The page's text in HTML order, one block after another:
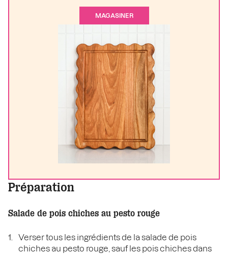
MAGASINER
Préparation
Salade de pois chiches au pesto rouge
Verser tous les ingrédients de la salade de pois
chiches au pesto rouge, sauf les pois chiches dans